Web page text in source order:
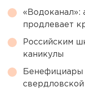
«Водоканал»:
продлевает
Российским
каникулы
Бенефициары